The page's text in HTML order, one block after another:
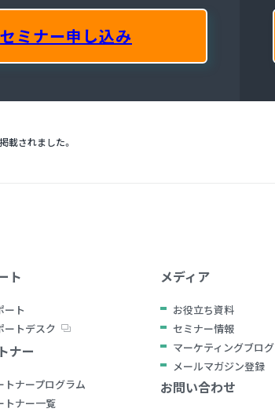
セミナー申し込み
載されました。
ト
ート
ートデスク
ナー
トナープログラム
トナー一覧
メディア
お役立ち資料
セミナー情報
マーケティングブログ
メールマガジン登録
お問い合わせ